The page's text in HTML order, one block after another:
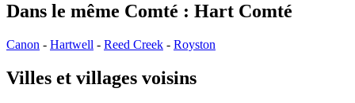
Dans le même Comté : Hart Comté
Canon - Hartwell - Reed Creek - Royston
Villes et villages voisins